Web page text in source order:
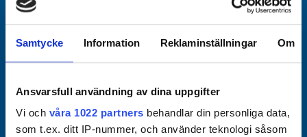
Samtycke Information Reklaminställningar Om
Ansvarsfull användning av dina uppgifter
Vi och våra 1022 partners behandlar din personliga data,
som t.ex. ditt IP-nummer, och använder teknologi såsom
Officiella partners